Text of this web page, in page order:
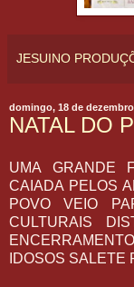
JESUINO
domingo, 18 de dezembro
NATAL DO
UMA GRANDE
CAIADA PELOS
POVO VEIO
CULTURAIS
IDOSOS SALETE